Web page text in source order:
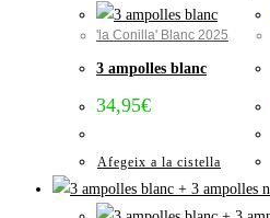
'la Conilla' Blanc 2025
3 ampolles blanc
34,95€
Afegeix a la cistella